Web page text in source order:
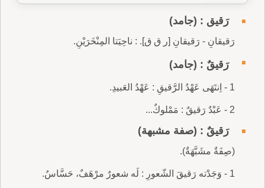
رَقيق : (جامد)
رَقيقانِ - رَقيقانِ [ر ق ق]. : ناحِيَتا المِنْخَرَيْنِ.
رَقيقٌ : (جامد)
1 - اِنتَهَى عَهْدُ الرَّقيقِ : عَهْدُ العَبيدِ.
2 - عَبْدٌ رَقيقٌ : مَمْلوكٌ...
رَقيقٌ : (صفة مشبهة)
(صِفَةٌ مشَبَّهَةٌ).
1 - وَجَدْته رَقيقَ الشّعورِ : لَه شعورٌ مرْهَفٌ، حَسَّاسٌ.